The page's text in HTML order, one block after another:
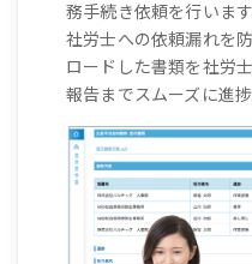
務手続き依頼を行いま
社労士への依頼漏れを
ロードした書類を社労
報告までスムーズに進捗